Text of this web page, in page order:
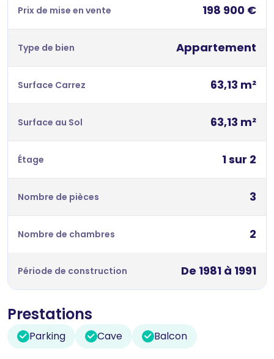
Prix de mise en vente 198 900 €
Type de bien Appartement
Surface Carrez 63,13 m²
Surface au Sol 63,13 m²
Étage 1 sur 2
Nombre de pièces 3
Nombre de chambres 2
Période de construction De 1981 à 1991
Prestations
Parking Cave Balcon